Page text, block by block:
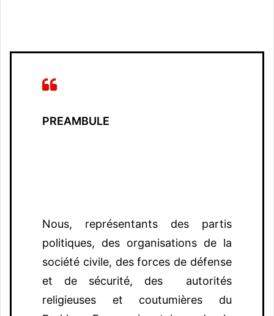
PREAMBULE
Nous, représentants des partis
politiques, des organisations de la
société civile, des forces de défense
et de sécurité, des autorités
religieuses et coutumières du